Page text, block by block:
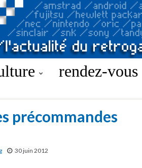
rendez-vous
précommandes
30 juin 2012